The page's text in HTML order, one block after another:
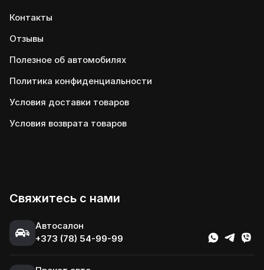
Контакты
Отзывы
Полезное об автомобилях
Политика конфиденциальности
Условия доставки товаров
Условия возврата товаров
Свяжитесь с нами
Автосалон
+373 (78) 54-99-99